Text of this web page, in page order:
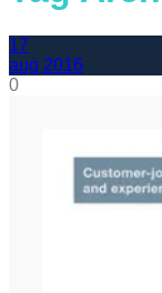
17
aug 2016
0